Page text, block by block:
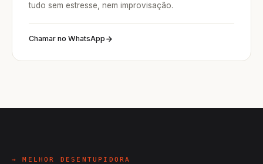
tudo sem estresse, nem improvisação.
Chamar no WhatsApp
→ MELHOR DESENTUPIDORA